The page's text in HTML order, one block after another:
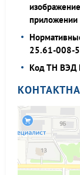
25.61-008-
Код ТН ВЭД